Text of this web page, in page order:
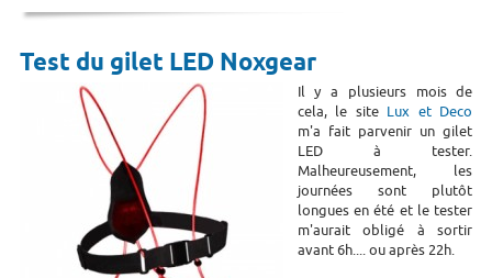
Test du gilet LED Noxgear
Il y a plusieurs mois de
cela, le site Lux et Deco
m'a fait parvenir un gilet
LED à tester.
Malheureusement, les
journées sont plutôt
longues en été et le tester
m'aurait obligé à sortir
avant 6h.... ou après 22h.